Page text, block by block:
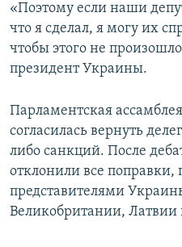
«Поэтому если наши
что я сделал, я могу их
чтобы этого не
президент Украины.
Парламентская
согласилась вернуть
либо санкций. После
отклонили все
представителями
Великобритании, Латвии